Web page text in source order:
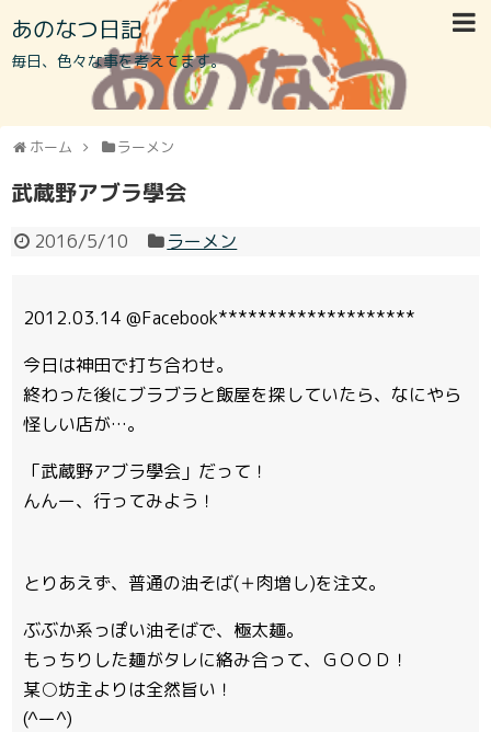
あのなつ日記
毎日、色々な事を考えてます。
ホーム ラーメン
武蔵野アブラ學会
2016/5/10 ラーメン
2012.03.14 @Facebook********************
今日は神田で打ち合わせ。
終わった後にブラブラと飯屋を探していたら、なにやら
怪しい店が…。
「武蔵野アブラ學会」だって！
んんー、行ってみよう！
とりあえず、普通の油そば(＋肉増し)を注文。
ぶぶか系っぽい油そばで、極太麺。
もっちりした麺がタレに絡み合って、ＧＯＯＤ！
某○坊主よりは全然旨い！
(^ー^)